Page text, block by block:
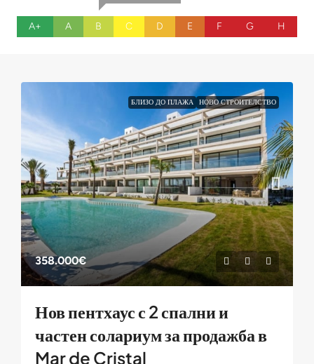
A+ A B C D E F G H
БЛИЗО ДО ПЛАЖА НОВО СТРОИТЕЛСТВО
358.000€
Нов пентхаус с 2 спални и
частен солариум за продажба в
Mar de Cristal